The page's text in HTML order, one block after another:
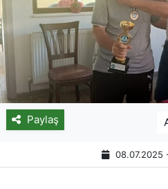
Paylaş
08.07.2025